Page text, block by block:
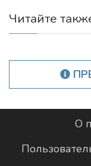
Читайте
О